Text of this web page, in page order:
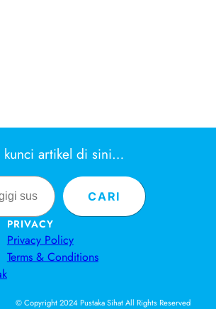
kunci artikel di sini…
CARI
PRIVACY
Privacy Policy
Terms & Conditions
© Copyright 2024 Pustaka Sihat All Rights Reserved